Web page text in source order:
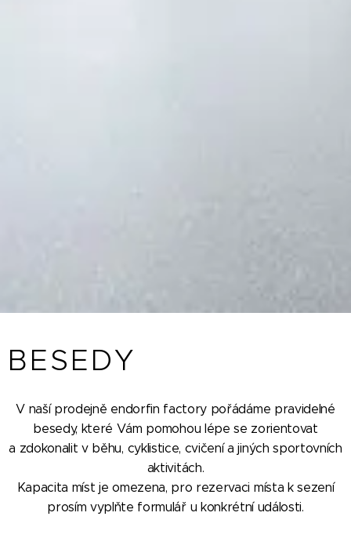
BESEDY
V naší prodejně endorfin factory pořádáme pravidelné
besedy, které Vám pomohou lépe se zorientovat
a zdokonalit v běhu, cyklistice, cvičení a jiných sportovních
aktivitách.
Kapacita míst je omezena, pro rezervaci místa k sezení
prosím vyplňte formulář u konkrétní události.